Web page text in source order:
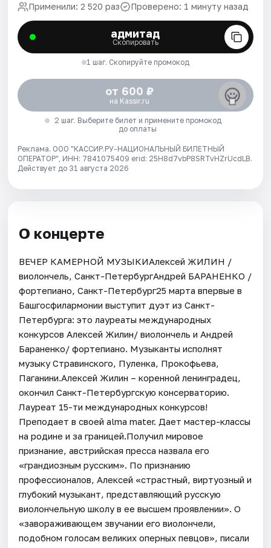
Применили: 2 520 раз Проверено: 1 минуту назад
адмитад
Скопировать
1 шаг. Скопируйте промокод
от 600 ₽
на Kassir.ru
2 шаг. Выберите билет и примените промокод
до оплаты
Реклама. ООО "КАССИР.РУ-НАЦИОНАЛЬНЫЙ БИЛЕТНЫЙ
ОПЕРАТОР", ИНН: 7841075409 erid: 25H8d7vbP8SRTvHZrUcdLB.
Действует до 31 августа 2026
О концерте
ВЕЧЕР КАМЕРНОЙ МУЗЫКИАлексей ЖИЛИН /
виолончель, Санкт-ПетербургАндрей БАРАНЕНКО /
фортепиано, Санкт-Петербург25 марта впервые в
Башгосфилармонии выступит дуэт из Санкт-
Петербурга: это лауреаты международных
конкурсов Алексей Жилин/ виолончель и Андрей
Бараненко/ фортепиано. Музыканты исполнят
музыку Стравинского, Пуленка, Прокофьева,
Паганини.Алексей Жилин – коренной ленинградец,
окончил Санкт-Петербургскую консерваторию.
Лауреат 15-ти международных конкурсов!
Преподает в своей alma mater. Дает мастер-классы
на родине и за границей.Получил мировое
признание, австрийская пресса назвала его
«грандиозным русским». По признанию
профессионалов, Алексей «страстный, виртуозный и
глубокий музыкант, представляющий русскую
виолончельную школу в ее высшем проявлении». О
«завораживающем звучании его виолончели,
подобном голосам великих оперных певцов», писали